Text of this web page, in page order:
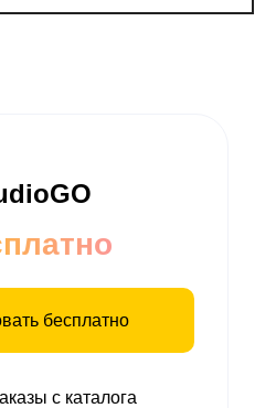
бесплатно
с каталога